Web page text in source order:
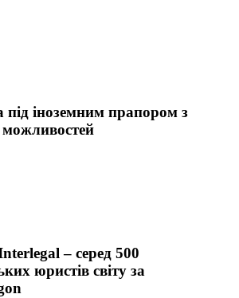
під іноземним прапором з
– серед 500
юристів світу за